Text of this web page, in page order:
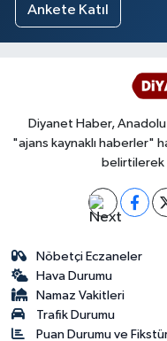
Ankete Katıl
Diyanet Haber,
"ajans kaynaklı haberler"
belirtilerek
Nöbetçi Eczaneler
Hava Durumu
Namaz Vakitleri
Trafik Durumu
Puan Durumu ve
Yozgat